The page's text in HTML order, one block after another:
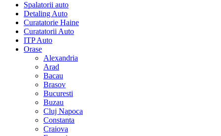
Spalatorii auto
Detaling Auto
Curatatorie Haine
Curatatorii Auto
ITP Auto
Orase
Alexandria
Arad
Bacau
Brasov
Bucuresti
Buzau
Cluj Napoca
Constanta
Craiova